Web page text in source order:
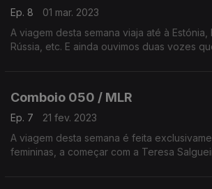
Ep. 8
01 mar. 2023
A viagem desta semana viaja até à Estónia,
Rússia, etc. E ainda ouvimos duas vozes
Comboio 050 / MLR
Ep. 7
21 fev. 2023
A viagem desta semana é feita
femininas, a começar com a Teresa